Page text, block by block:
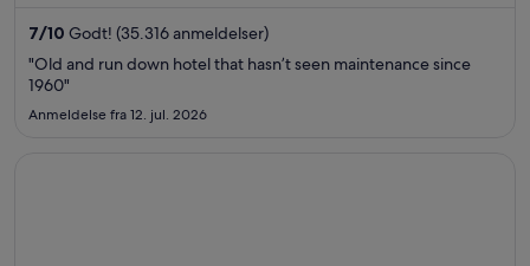
seværdigheder Casino at Circus Circus og The Strat ligger i
nærheden.
7/10 Godt! (35.316 anmeldelser)
"Old and run down hotel that hasn’t seen maintenance since
1960"
Anmeldelse fra 12. jul. 2026